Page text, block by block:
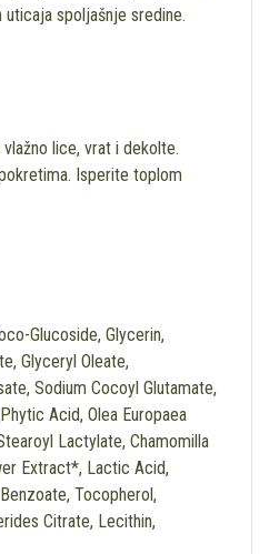
spoljašnje sredine.
lice, vrat i dekolte.
Isperite toplom
Glucoside, Glycerin,
Glyceryl Oleate,
Sodium Cocoyl Glutamate,
Acid, Olea Europaea
Lactylate, Chamomilla
Extract*, Lactic Acid,
Tocopherol,
Citrate, Lecithin,